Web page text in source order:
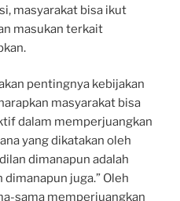
masyarakat bisa ikut
masukan terkait
pentingnya kebijakan
masyarakat bisa
dalam memperjuangkan
yang dikatakan oleh
dimanapun adalah
juga.” Oleh
sama memperjuangkan